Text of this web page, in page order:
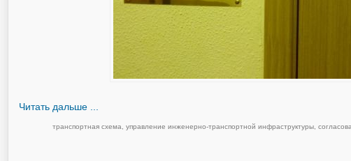
Читать дальше ...
транспортная схема управление инженерно-транспортной инфраструктуры